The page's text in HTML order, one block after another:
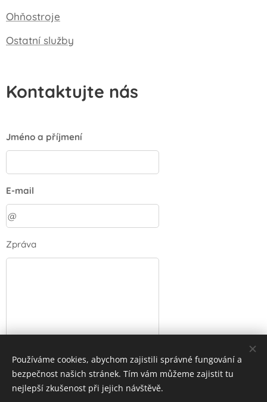
Ohňostroje
Ostatní služby
Kontaktujte nás
Jméno a příjmení
E-mail
Zpráva
Odeslat
Používáme cookies, abychom zajistili správné fungování a
bezpečnost našich stránek. Tím vám můžeme zajistit tu
nejlepší zkušenost při jejich návštěvě.